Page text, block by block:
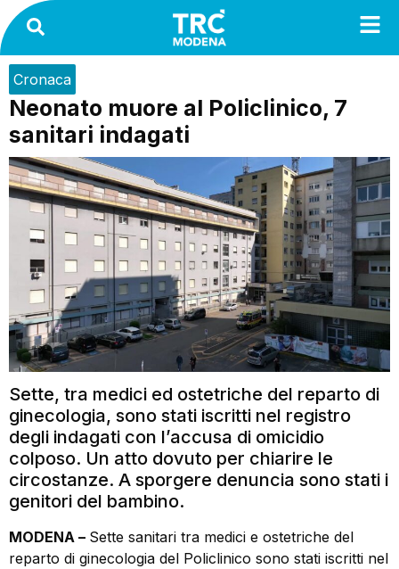
Cronaca
Neonato muore al Policlinico, 7
sanitari indagati
Sette, tra medici ed ostetriche del reparto di
ginecologia, sono stati iscritti nel registro
degli indagati con l’accusa di omicidio
colposo. Un atto dovuto per chiarire le
circostanze. A sporgere denuncia sono stati i
genitori del bambino.
MODENA – Sette sanitari tra medici e ostetriche del
reparto di ginecologia del Policlinico sono stati iscritti nel